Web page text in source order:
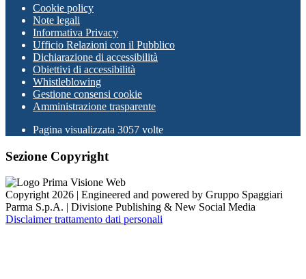
Cookie policy
Note legali
Informativa Privacy
Ufficio Relazioni con il Pubblico
Dichiarazione di accessibilità
Obiettivi di accessibilità
Whistleblowing
Gestione consensi cookie
Amministrazione trasparente
Pagina visualizzata 3057 volte
Sezione Copyright
Copyright 2026 | Engineered and powered by Gruppo Spaggiari
Parma S.p.A. | Divisione Publishing & New Social Media
Disclaimer trattamento dati personali